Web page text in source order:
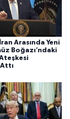
Arasında Yeni
Boğazı’ndaki